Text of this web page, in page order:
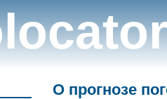
О прогнозе